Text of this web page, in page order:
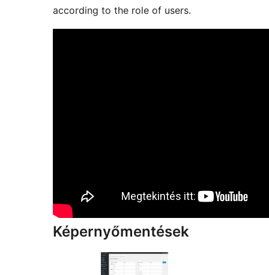
according to the role of users.
Képernyőmentések